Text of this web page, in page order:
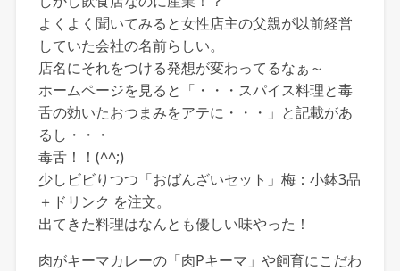
よくよく聞いてみると女性店主の父親が以前経営
していた会社の名前らしい。
店名にそれをつける発想が変わってるなぁ～
ホームページを見ると「・・・スパイス料理と毒
舌の効いたおつまみをアテに・・・」と記載があ
るし・・・
毒舌！！(^^;)
少しビビりつつ「おばんざいセット」梅：小鉢3品
＋ドリンク を注文。
出てきた料理はなんとも優しい味やった！
肉がキーマカレーの「肉Pキーマ」や飼育にこだわ